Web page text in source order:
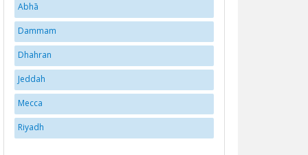
Abhā
Dammam
Dhahran
Jeddah
Mecca
Riyadh